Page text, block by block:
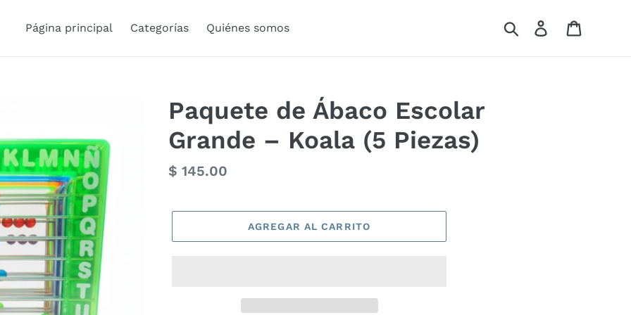
Página principal Categorías Quiénes somos Buscar Ingresar
Paquete de Ábaco Escolar
Grande – Koala (5 Piezas)
Precio
$ 145.00
AGREGAR AL CARRITO